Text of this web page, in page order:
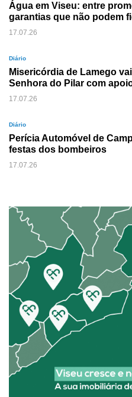
Água em Viseu: entre
garantias que não podem
17.07.26
Diário
Misericórdia de Lamego
Senhora do Pilar com
17.07.26
Diário
Perícia Automóvel de
festas dos bombeiros
17.07.26